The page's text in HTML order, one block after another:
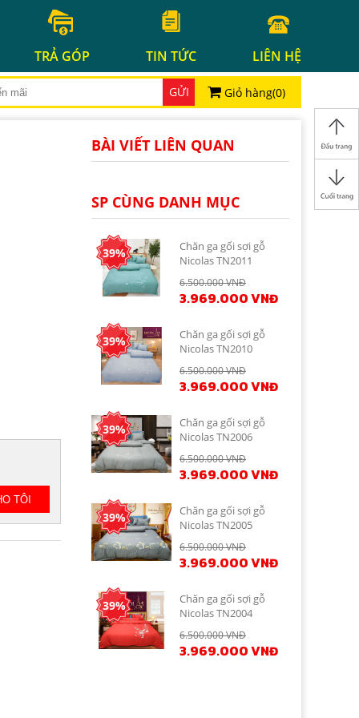
TRẢ GÓP TIN TỨC LIÊN HỆ
GỬI Giỏ hàng(0)
BÀI VIẾT LIÊN QUAN
SP CÙNG DANH MỤC
39%
Chăn ga gối sợi gỗ
Nicolas TN2011
6.500.000 VNĐ
3.969.000 VNĐ
39%
Chăn ga gối sợi gỗ
Nicolas TN2010
6.500.000 VNĐ
3.969.000 VNĐ
39%
Chăn ga gối sợi gỗ
Nicolas TN2006
6.500.000 VNĐ
3.969.000 VNĐ
39%
Chăn ga gối sợi gỗ
Nicolas TN2005
6.500.000 VNĐ
3.969.000 VNĐ
39%
Chăn ga gối sợi gỗ
Nicolas TN2004
6.500.000 VNĐ
3.969.000 VNĐ